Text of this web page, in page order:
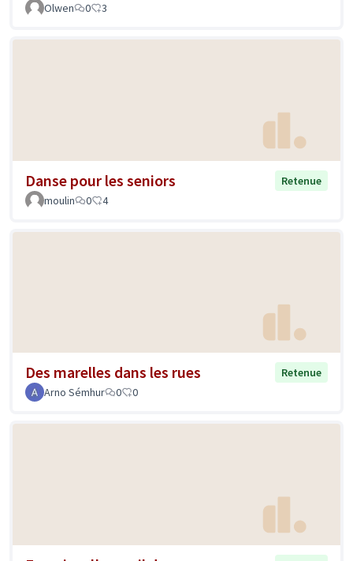
Olwen 0 3
Danse pour les seniors
Retenue
moulin
0 4
Des marelles dans les rues
Retenue
Arno Sémhur
0 0